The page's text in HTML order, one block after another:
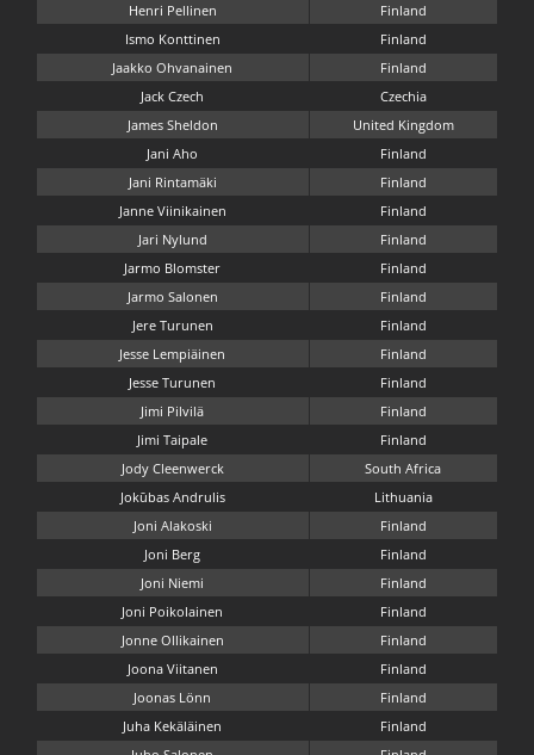
Henri Pellinen
Finland
Ismo Konttinen
Finland
Jaakko Ohvanainen
Finland
Jack Czech
Czechia
James Sheldon
United Kingdom
Jani Aho
Finland
Jani Rintamäki
Finland
Janne Viinikainen
Finland
Jari Nylund
Finland
Jarmo Blomster
Finland
Jarmo Salonen
Finland
Jere Turunen
Finland
Jesse Lempiäinen
Finland
Jesse Turunen
Finland
Jimi Pilvilä
Finland
Jimi Taipale
Finland
Jody Cleenwerck
South Africa
Jokūbas Andrulis
Lithuania
Joni Alakoski
Finland
Joni Berg
Finland
Joni Niemi
Finland
Joni Poikolainen
Finland
Jonne Ollikainen
Finland
Joona Viitanen
Finland
Joonas Lönn
Finland
Juha Kekäläinen
Finland